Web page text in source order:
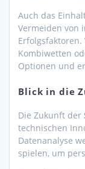
Auch das
Vermeiden von
Kombiwetten
Optionen und
Blick in die
Die Zukunft der
technischen
Datenanalyse
spielen, um